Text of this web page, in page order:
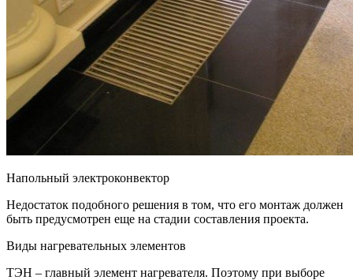
Напольный электроконвектор
Недостаток подобного решения в том, что его монтаж должен
быть предусмотрен еще на стадии составления проекта.
Виды нагревательных элементов
ТЭН – главный элемент нагревателя. Поэтому при выборе